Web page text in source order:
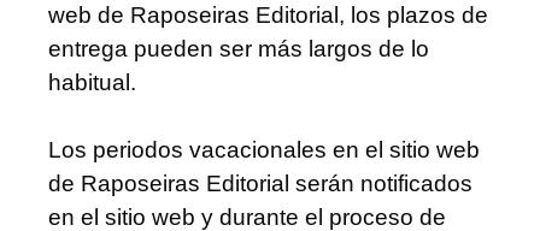
web de Raposeiras Editorial, los plazos de
entrega pueden ser más largos de lo
habitual.
Los periodos vacacionales en el sitio web
de Raposeiras Editorial serán notificados
en el sitio web y durante el proceso de